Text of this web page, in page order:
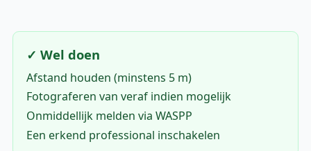
✓ Wel doen
Afstand houden (minstens 5 m)
Fotograferen van veraf indien mogelijk
Onmiddellijk melden via WASPP
Een erkend professional inschakelen